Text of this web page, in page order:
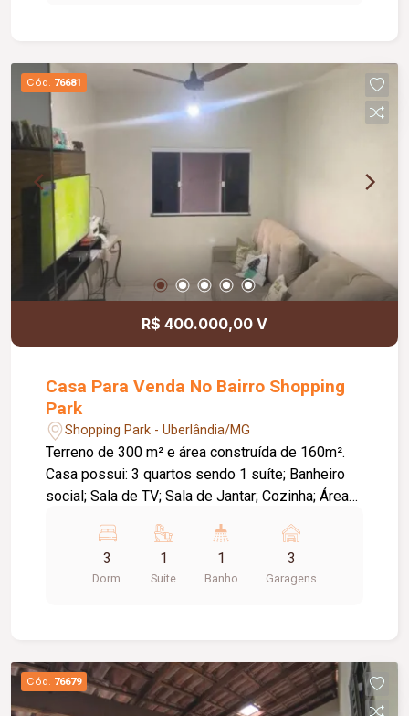
Cód. 76681
R$ 400.000,00 V
Casa Para Venda No Bairro Shopping
Park
Shopping Park - Uberlândia/MG
Terreno de 300 m² e área construída de 160m².
Casa possui: 3 quartos sendo 1 suíte; Banheiro
social; Sala de TV; Sala de Jantar; Cozinha; Área
janelas em blindex; Quintal; 3 vagas de garagem.
*Localizada em uma das regiões mais
privilegiadas do bairro. Próximo a escolas,centro
3
Dorm.
1
Suite
1
Banho
3
Garagens
Cód. 76679